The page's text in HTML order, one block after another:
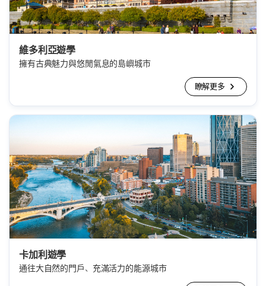
維多利亞遊學
擁有古典魅力與悠閒氣息的島嶼城市
瞭解更多
卡加利遊學
通往大自然的門戶、充滿活力的能源城市